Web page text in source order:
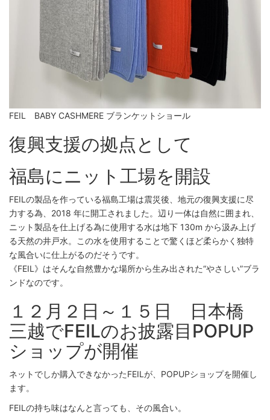
FEIL BABY CASHMERE ブランケットショール
復興支援の拠点として
福島にニット工場を開設
FEILの製品を作っている福島工場は震災後、地元の復興支援に尽
力する為、2018 年に開工されました。辺り一体は自然に囲まれ、
ニット製品を仕上げる為に使用する水は地下 130m から汲み上げ
る天然の井戸水。この水を使用することで驚くほど柔らかく独特
な風合いに仕上がるのだそうです。
《FEIL》はそんな自然豊かな場所から生み出された“やさしい”ブラ
ンドなのです。
１２月２日～１５日 日本橋
三越でFEILのお披露目POPUP
ショップが開催
ネットでしか購入できなかったFEILが、POPUPショップを開催し
ます。
FEILの持ち味はなんと言っても、その風合い。